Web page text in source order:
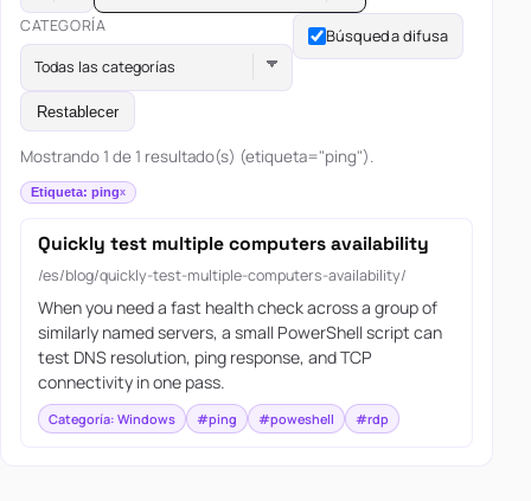
CATEGORÍA
Todas las categorías
Búsqueda difusa
Restablecer
Mostrando 1 de 1 resultado(s) (etiqueta="ping").
Etiqueta: ping
Quickly test multiple computers availability
/es/blog/quickly-test-multiple-computers-availability/
When you need a fast health check across a group of
similarly named servers, a small PowerShell script can
test DNS resolution, ping response, and TCP
connectivity in one pass.
Categoría: Windows #ping #poweshell #rdp